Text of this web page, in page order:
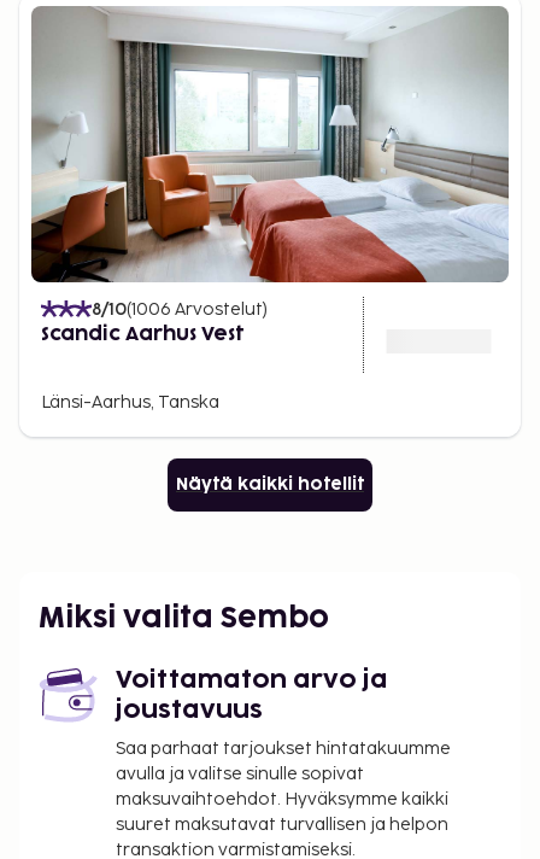
8/10(1006 Arvostelut)
Scandic Aarhus Vest
Länsi-Aarhus, Tanska
Näytä kaikki hotellit
Miksi valita Sembo
Voittamaton arvo ja
joustavuus
Saa parhaat tarjoukset hintatakuumme
avulla ja valitse sinulle sopivat
maksuvaihtoehdot. Hyväksymme kaikki
suuret maksutavat turvallisen ja helpon
transaktion varmistamiseksi.